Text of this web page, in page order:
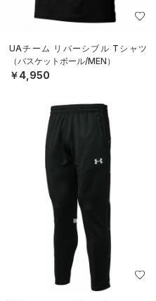
UAチーム リバーシブル Tシャツ
（バスケットボール/MEN）
￥4,950